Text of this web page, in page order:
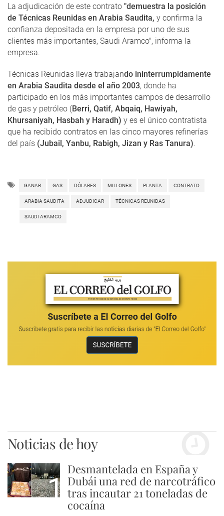
La adjudicación de este contrato "demuestra la posición
de Técnicas Reunidas en Arabia Saudita, y confirma la
confianza depositada en la empresa por uno de sus
clientes más importantes, Saudi Aramco", informa la
empresa.
Técnicas Reunidas lleva trabajando ininterrumpidamente
en Arabia Saudita desde el año 2003, donde ha
participado en los más importantes campos de desarrollo
de gas y petróleo (Berri, Qatif, Abqaiq, Hawiyah,
Khursaniyah, Hasbah y Haradh) y es el único contratista
que ha recibido contratos en las cinco mayores refinerías
del país (Jubail, Yanbu, Rabigh, Jizan y Ras Tanura).
GANAR GAS DÓLARES MILLONES PLANTA CONTRATO
ARABIA SAUDITA ADJUDICAR TÉCNICAS REUNIDAS
SAUDI ARAMCO
Noticias de hoy
1
Desmantelada en España y
Dubái una red de narcotráfico
tras incautar 21 toneladas de
cocaína